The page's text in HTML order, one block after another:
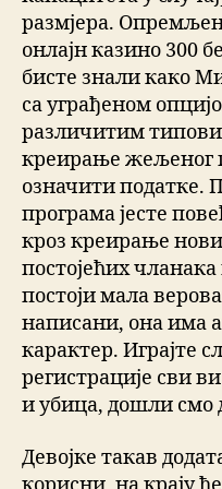
размјера.
онлајн казино 300
бисте знали како
са уграђеном
различитим
креирање жељеног
означити податке.
програма јесте
кроз креирање
постојећих
постоји мала
написани, она има
карактер. Играјте
регистрације сви
и убица, дошли смо
Девојке такав